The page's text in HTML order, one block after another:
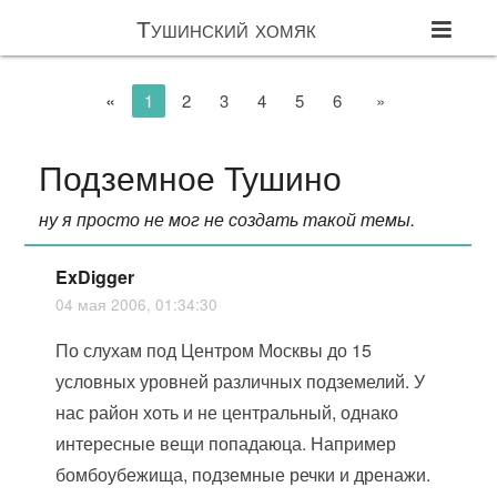
Тушинский хомяк
« 1 2 3 4 5 6 »
Подземное Тушино
ну я просто не мог не создать такой темы.
ExDigger
04 мая 2006, 01:34:30
По слухам под Центром Москвы до 15
условных уровней различных подземелий. У
нас район хоть и не центральный, однако
интересные вещи попадаюца. Например
бомбоубежища, подземные речки и дренажи.